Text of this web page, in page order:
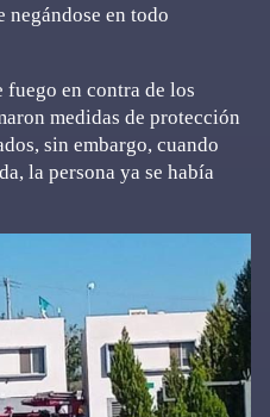
negándose en todo
fuego en contra de los
medidas de protección
sin embargo, cuando
la persona ya se había